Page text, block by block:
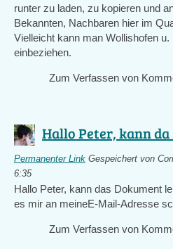
runter zu laden, zu kopieren und
Bekannten, Nachbaren hier im
Vielleicht kann man Wollishofen
einbeziehen.
Zum Verfassen von
Hallo Peter, kann da
Permanenter Link Gespeichert von
6:35
Hallo Peter, kann das Dokument
es mir an meineE-Mail-Adresse
Zum Verfassen von